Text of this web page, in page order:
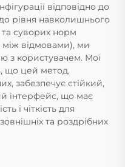
відповідно до
рівня навколишнього
та суворих норм
між відмовами), ми
з користувачем. Мої
що цей метод,
забезпечує стійкий,
інтерфейс, що має
і чіткість для
та роздрібних